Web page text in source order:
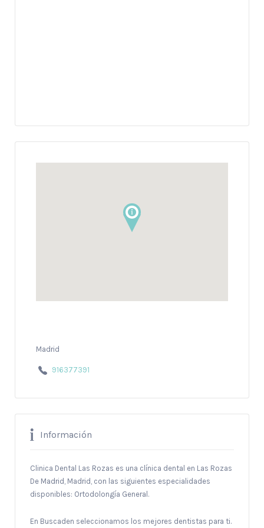
Madrid
916377391
Información
Clinica Dental Las Rozas es una clínica dental en Las Rozas
De Madrid, Madrid, con las siguientes especialidades
disponibles: Ortodolongía General.
En Buscaden seleccionamos los mejores dentistas para ti.